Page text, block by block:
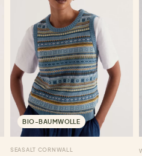
BIO-BAUMWOLLE
SEASALT CORNWALL